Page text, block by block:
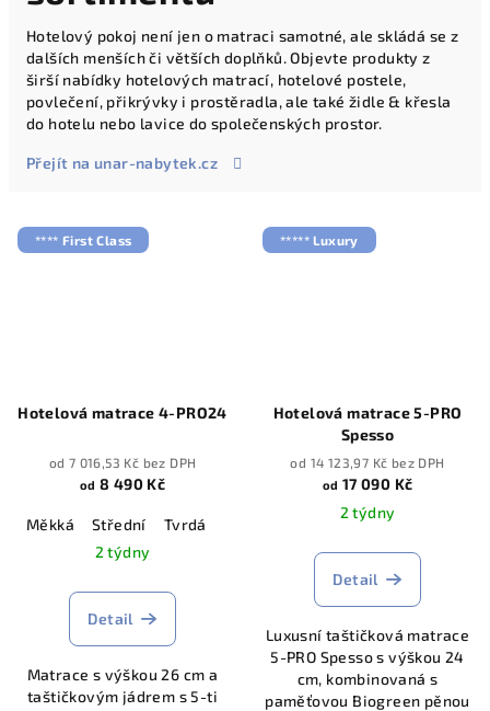
Hotelový pokoj není jen o matraci samotné, ale skládá se z
dalších menších či větších doplňků. Objevte produkty z
širší nabídky hotelových matrací, hotelové postele,
povlečení, přikrývky i prostěradla, ale také židle & křesla
do hotelu nebo lavice do společenských prostor.
Přejít na unar-nabytek.cz
**** First Class
Hotelová matrace 4-PRO24
od 7 016,53 Kč bez DPH
od 8 490 Kč
Měkká Střední
Tvrdá
2 týdny
Detail
Matrace s výškou 26 cm a
taštičkovým jádrem s 5-ti
***** Luxury
Hotelová matrace 5-PRO
Spesso
od 14 123,97 Kč bez DPH
od 17 090 Kč
2 týdny
Detail
Luxusní taštičková matrace
5-PRO Spesso s výškou 24
cm, kombinovaná s
paměťovou Biogreen pěnou